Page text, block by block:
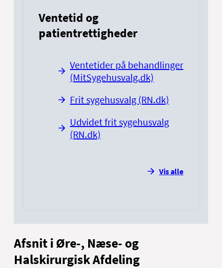
Ventetid og
patientrettigheder
Ventetider på behandlinger
(MitSygehusvalg.dk)
Frit sygehusvalg (RN.dk)
Udvidet frit sygehusvalg
(RN.dk)
Vis alle
Afsnit i Øre-, Næse- og
Halskirurgisk Afdeling